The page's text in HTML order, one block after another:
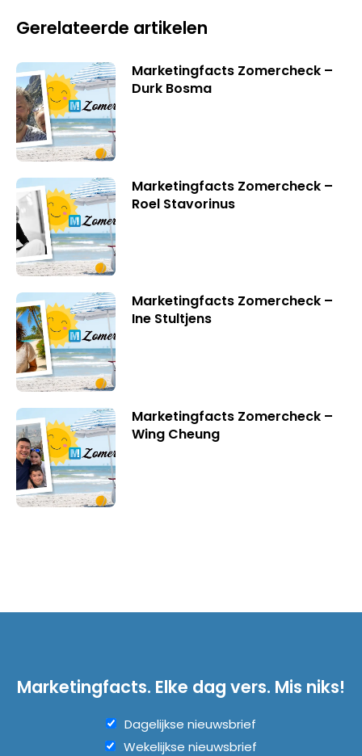
Gerelateerde artikelen
Marketingfacts Zomercheck –
Durk Bosma
Marketingfacts Zomercheck –
Roel Stavorinus
Marketingfacts Zomercheck –
Ine Stultjens
Marketingfacts Zomercheck –
Wing Cheung
Marketingfacts. Elke dag vers. Mis niks!
Dagelijkse nieuwsbrief
Wekelijkse nieuwsbrief